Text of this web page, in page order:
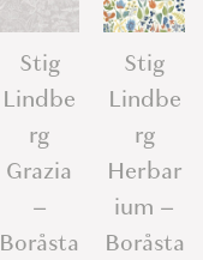
Stig
Lindbe
rg
Grazia
–
Boråsta
Stig
Lindbe
rg
Herbar
ium –
Boråsta